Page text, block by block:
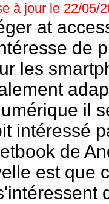
à jour le 22/05/
at
de
les
il
intéressé
de
est que